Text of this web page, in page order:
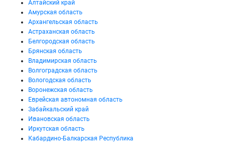
Алтайский край
Амурская область
Архангельская область
Астраханская область
Белгородская область
Брянская область
Владимирская область
Волгоградская область
Вологодская область
Воронежская область
Еврейская автономная область
Забайкальский край
Ивановская область
Иркутская область
Кабардино-Балкарская Республика